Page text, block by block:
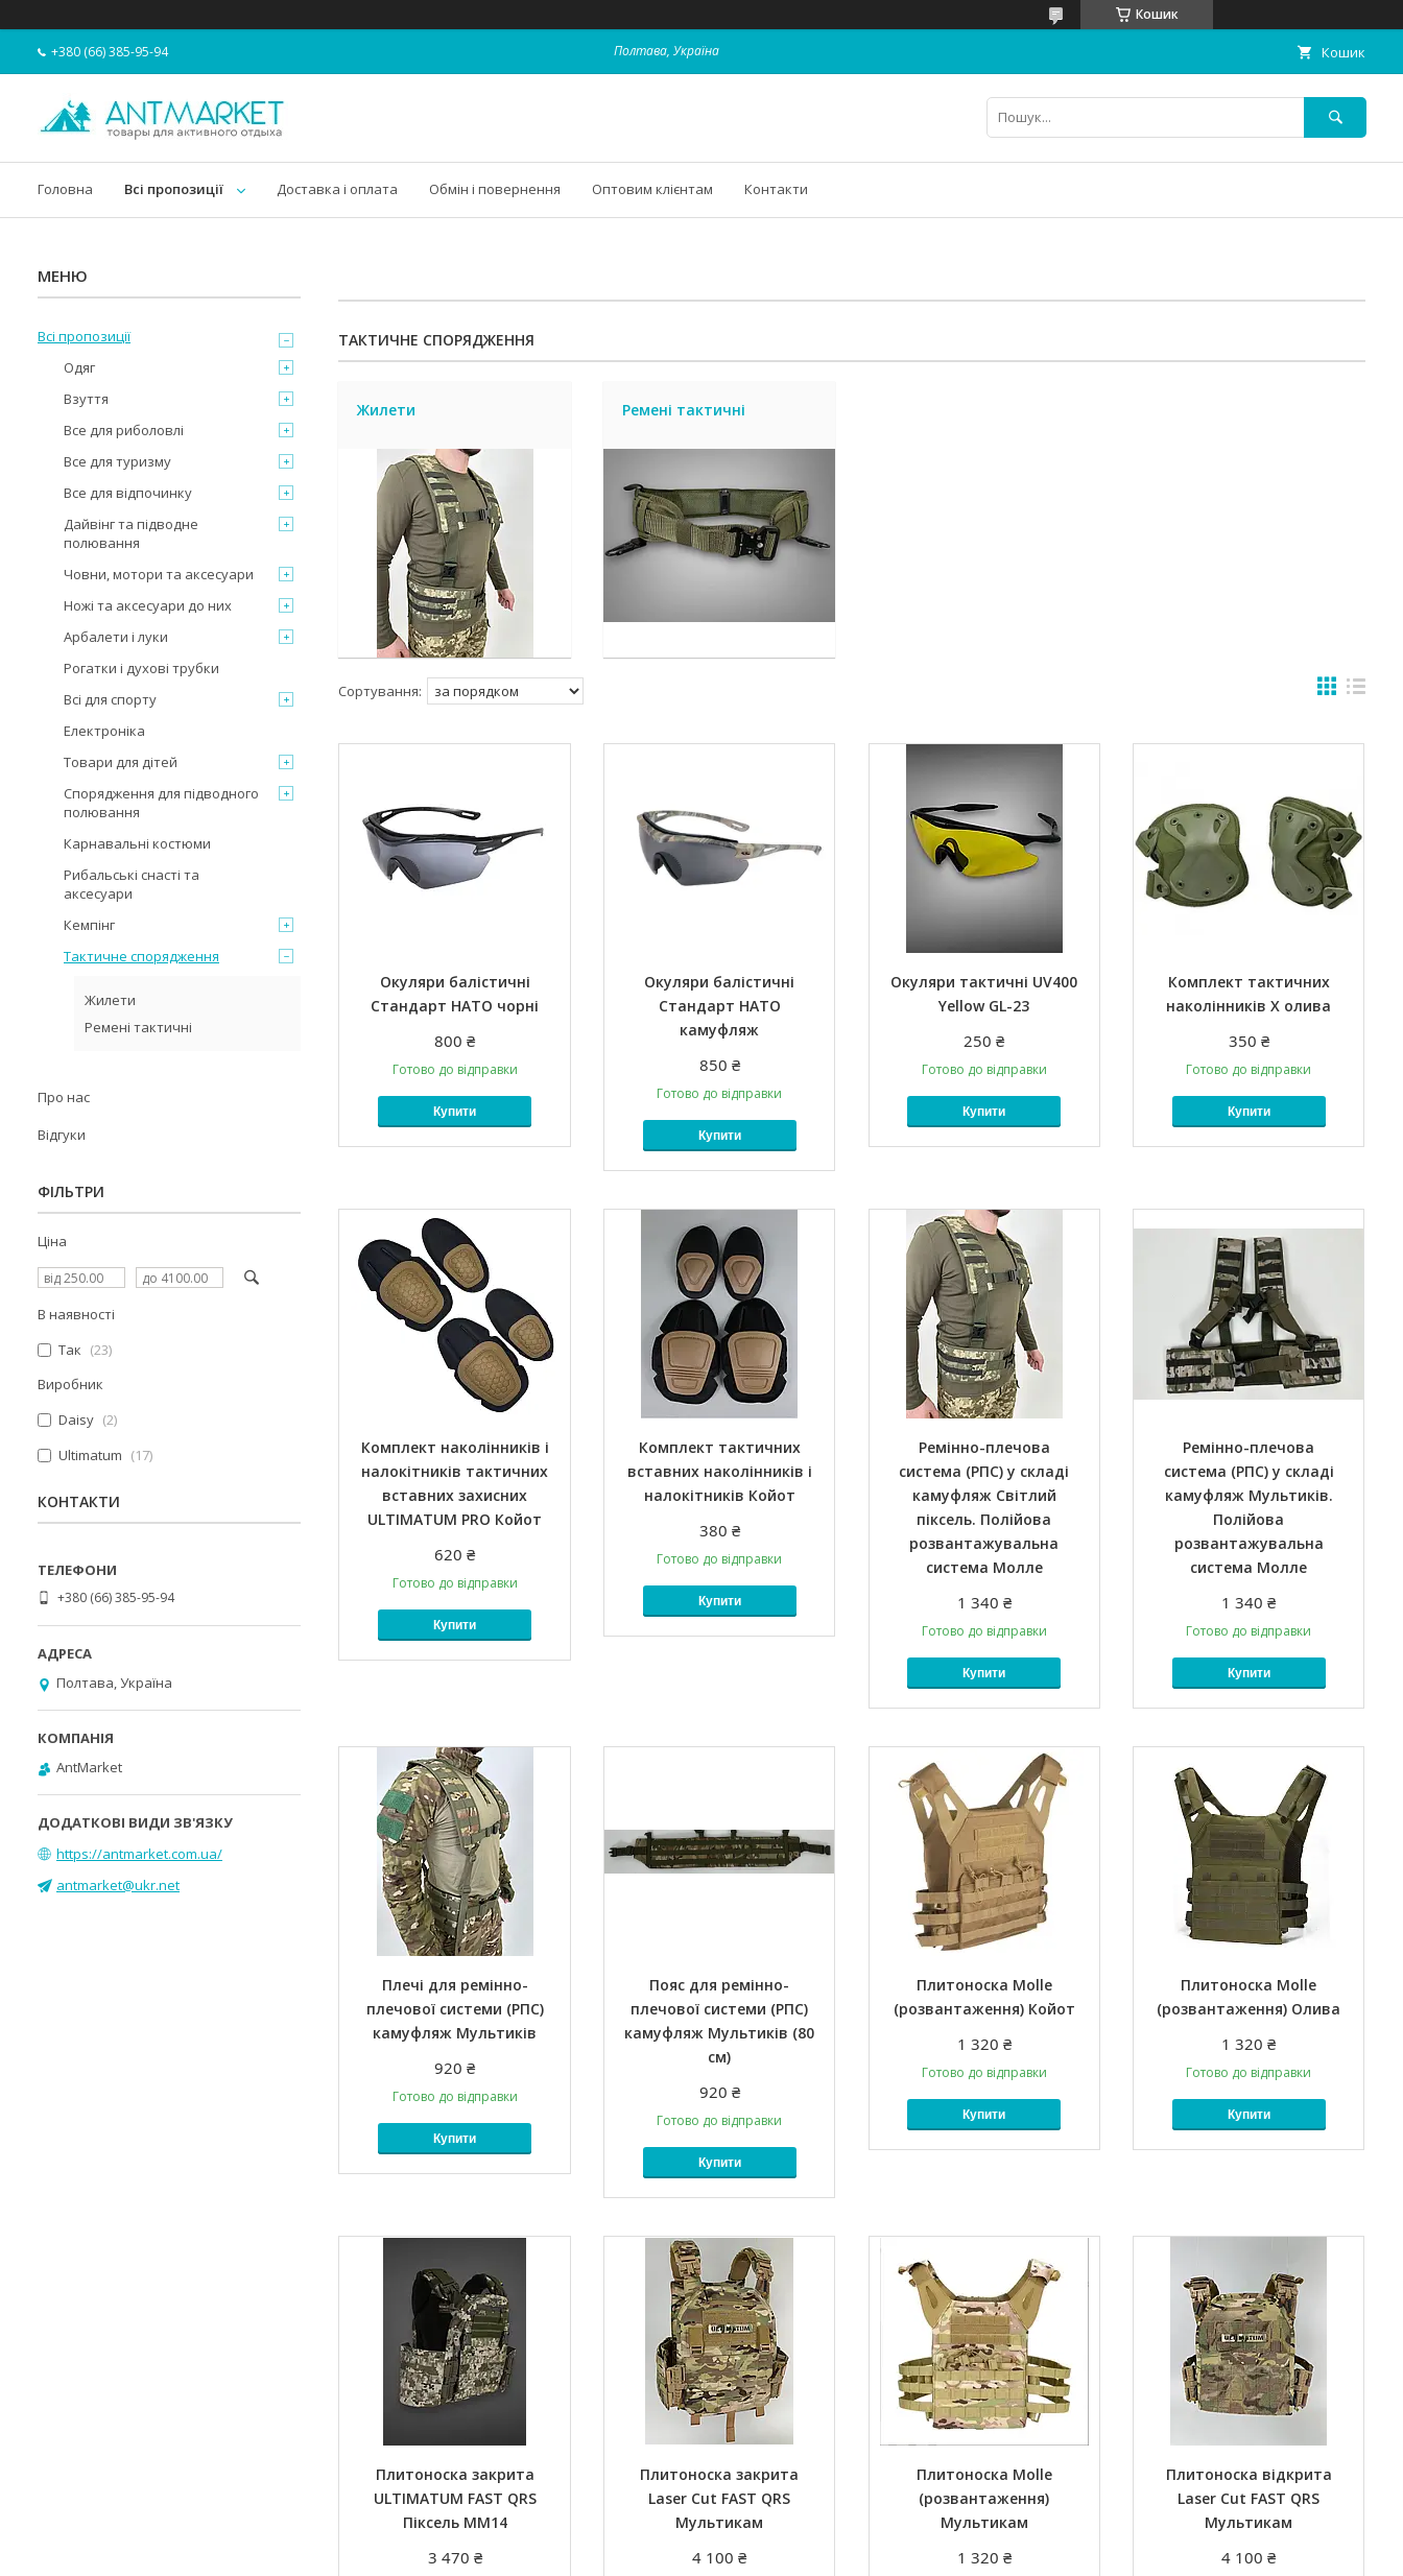
Кошик
+380 (66) 385-95-94 Полтава, Україна Кошик
Головна Всі пропозиції Доставка і оплата Обмін і повернення Оптовим клієнтам Контакти
ТАКТИЧНЕ СПОРЯДЖЕННЯ
Жилети Ремені тактичні
Окуляри балістичні
Стандарт НАТО чорні
800 ₴
Готово до відправки
Купити
Окуляри балістичні
Стандарт НАТО
камуфляж
850 ₴
Готово до відправки
Купити
Окуляри тактичні UV400
Yellow GL-23
250 ₴
Готово до відправки
Купити
Комплект тактичних
наколінників X олива
350 ₴
Готово до відправки
Купити
Комплект наколінників і
налокітників тактичних
вставних захисних
ULTIMATUM PRO Койот
620 ₴
Готово до відправки
Купити
Комплект тактичних
вставних наколінників і
налокітників Койот
380 ₴
Готово до відправки
Купити
Ремінно-плечова
система (РПС) у складі
камуфляж Світлий
піксель. Полійова
розвантажувальна
система Молле
1 340 ₴
Готово до відправки
Купити
Ремінно-плечова
система (РПС) у складі
камуфляж Мультиків.
Полійова
розвантажувальна
система Молле
1 340 ₴
Готово до відправки
Купити
Плечі для ремінно-
плечової системи (РПС)
камуфляж Мультиків
920 ₴
Готово до відправки
Купити
Пояс для ремінно-
плечової системи (РПС)
камуфляж Мультиків (80
см)
920 ₴
Готово до відправки
Купити
Плитоноска Molle
(розвантаження) Койот
1 320 ₴
Готово до відправки
Купити
Плитоноска Molle
(розвантаження) Олива
1 320 ₴
Готово до відправки
Купити
Плитоноска закрита
ULTIMATUM FAST QRS
Піксель MM14
3 470 ₴
Плитоноска закрита
Laser Cut FAST QRS
Мультикам
4 100 ₴
Плитоноска Molle
(розвантаження)
Мультикам
1 320 ₴
Плитоноска відкрита
Laser Cut FAST QRS
Мультикам
4 100 ₴
Всі пропозиції
Одяг
Взуття
Все для риболовлі
Все для туризму
Все для відпочинку
Дайвінг та підводне
полювання
Човни, мотори та аксесуари
Ножі та аксесуари до них
Арбалети і луки
Рогатки і духові трубки
Всі для спорту
Електроніка
Товари для дітей
Спорядження для підводного
полювання
Карнавальні костюми
Рибальські снасті та
аксесуари
Кемпінг
Тактичне спорядження
Жилети
Ремені тактичні
Про нас
Відгуки
ФІЛЬТРИ
Ціна
В наявності
Так
23
Виробник
Daisy
2
Ultimatum
17
КОНТАКТИ
+380 (66) 385-95-94
Полтава, Україна
AntMarket
https://antmarket.com.ua/
antmarket@ukr.net